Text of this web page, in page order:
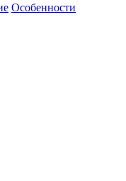
Особенности